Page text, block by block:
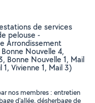
de services
pelouse -
Arrondissement
Nouvelle 4,
Bonne Nouvelle 1, Mail
Vivienne 1, Mail 3)
nos membres : entretien
d'allée, désherbage de